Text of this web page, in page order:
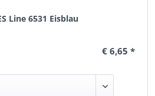
Line 6531 Eisblau
€ 6,65 *